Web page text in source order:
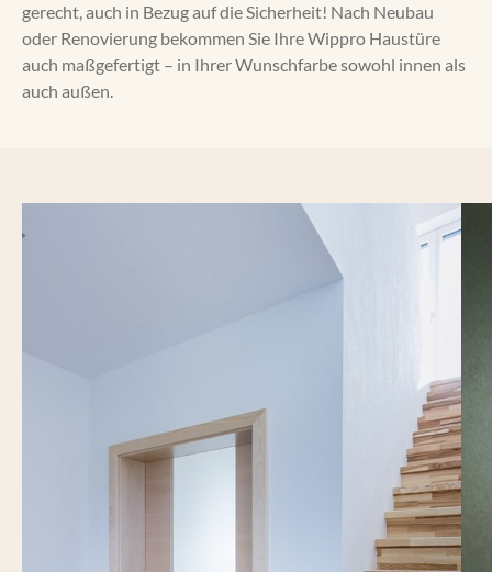
gerecht, auch in Bezug auf die Sicherheit! Nach Neubau
oder Renovierung bekommen Sie Ihre Wippro Haustüre
auch maßgefertigt – in Ihrer Wunschfarbe sowohl innen als
auch außen.